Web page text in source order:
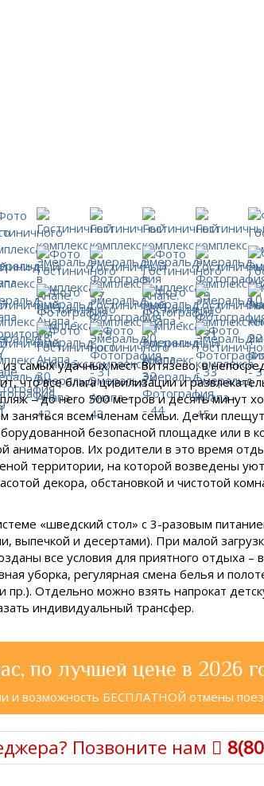
самых удачных мест Витязево, в
что все блага цивилизации и
– до него 500 метров и десять минут
заняться всем членам семьи. Детки
безопасной площадке или в
аниматоров. Их родители в это время
территории, на которой возведены
декора, обстановкой и чистотой
«шведский стол» с 3-разовым
и десертами). При малой
все условия для приятного отдыха –
уборка, регулярная смена белья и
пр.). Отдельно можно взять напрокат
индивидуальный трансфер.
по лучшей цене в 2026
и возможность БЕСПЛАТНОЙ отмены
Позвоните нам